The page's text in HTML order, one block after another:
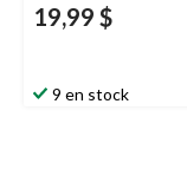
19,99 $
9 en stock